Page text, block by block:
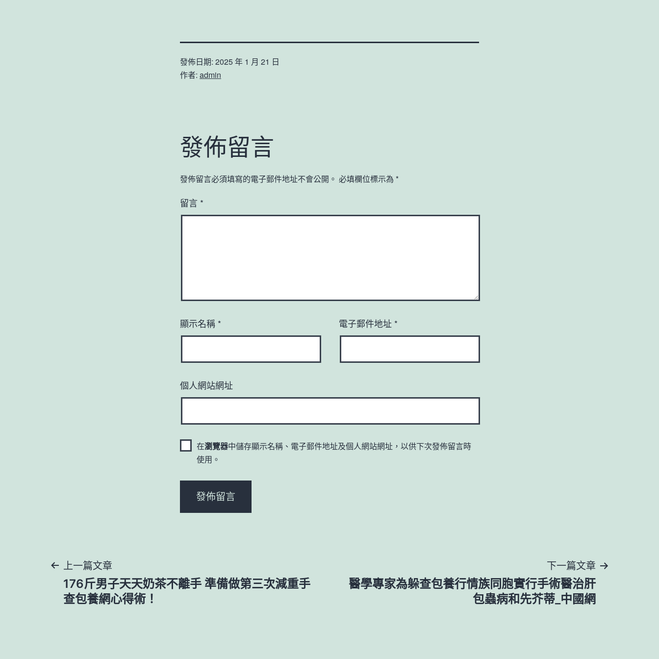
發佈日期: 2025 年 1 月 21 日
作者: admin
發佈留言
發佈留言必須填寫的電子郵件地址不會公開。 必填欄位標示為 *
留言 *
顯示名稱 * 電子郵件地址 *
個人網站網址
在瀏覽器中儲存顯示名稱、電子郵件地址及個人網站網址，以供下次發佈留言時
使用。
文
章
上一篇文章
176斤男子天天奶茶不離手 準備做第三次減重手
查包養網心得術！
下一篇文章
醫學專家為躲查包養行情族同胞實行手術醫治肝
包蟲病和先芥蒂_中國網